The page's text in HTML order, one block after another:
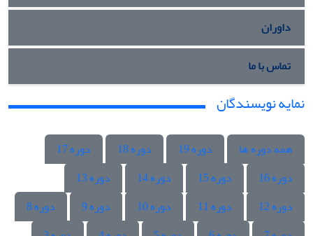
داوران
تماس با ما
نمایه نویسندگان
همه دوره ها دوره 19 دوره 18
دوره 17
دوره 16
دوره 15 دوره 14
دوره 13
دوره 12
دوره 11 دوره 10 دوره 9
دوره 8